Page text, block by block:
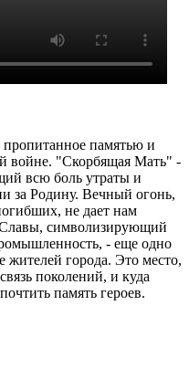
памятью и
войне. "Скорбящая Мать" -
всю боль утраты и
за Родину. Вечный огонь,
не дает нам
символизирующий
- еще одно
жителей города. Это место,
поколений, и куда
память героев.